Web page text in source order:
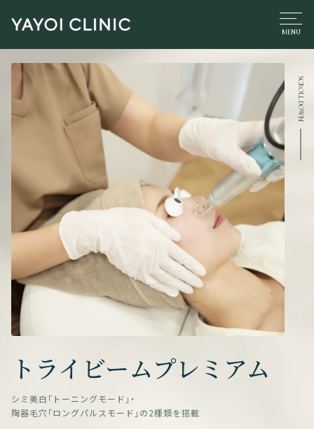
トライビームプレミアム
シミ美白「トーニングモード」・
陶器毛穴「ロングパルスモード」の2種類を搭載
SCROLL DOWN